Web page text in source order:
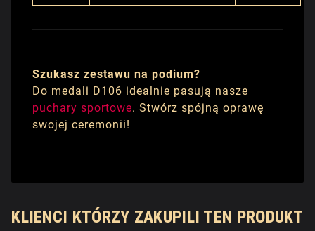
Szukasz zestawu na podium?
Do medali D106 idealnie pasują nasze
puchary sportowe. Stwórz spójną oprawę
swojej ceremonii!
KLIENCI KTÓRZY ZAKUPILI TEN PRODUKT